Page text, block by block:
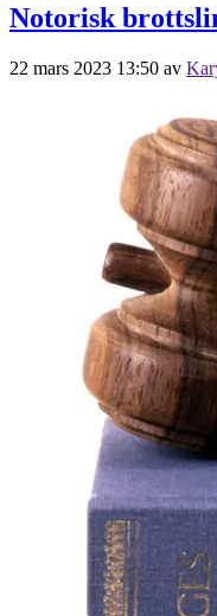
Notorisk
22 mars 2023 13:50 av